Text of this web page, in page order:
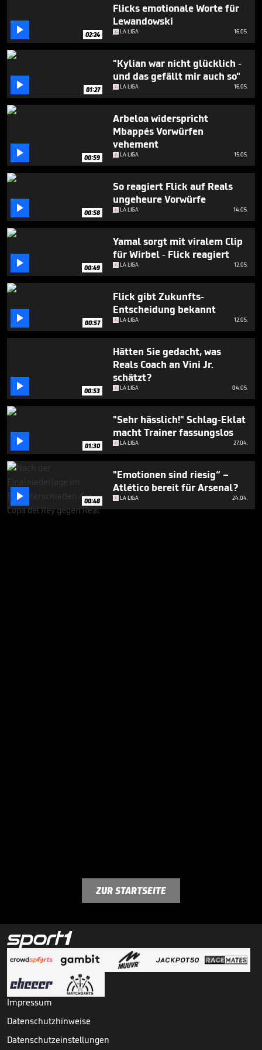
 02:24
Flicks emotionale Worte für
Lewandowski
LA LIGA 16.05.
 01:27
"Kylian war nicht glücklich -
und das gefällt mir auch so"
LA LIGA 16.05.
 00:59
Arbeloa widerspricht
Mbappés Vorwürfen
vehement
LA LIGA 15.05.
 00:58
So reagiert Flick auf Reals
ungeheure Vorwürfe
LA LIGA 14.05.
 00:49
Yamal sorgt mit viralem Clip
für Wirbel - Flick reagiert
LA LIGA 12.05.
 00:57
Flick gibt Zukunfts-
Entscheidung bekannt
LA LIGA 12.05.
 00:53
Hätten Sie gedacht, was
Reals Coach an Vini Jr.
schätzt?
LA LIGA 04.05.
 01:30
"Sehr hässlich!" Schlag-Eklat
macht Trainer fassungslos
LA LIGA 27.04.
 00:48
"Emotionen sind riesig“ –
Atlético bereit für Arsenal?
LA LIGA 24.04.
ZUR STARTSEITE
Impressum
Datenschutzhinweise
Datenschutzeinstellungen